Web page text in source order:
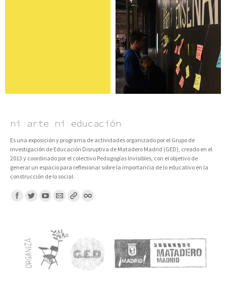
Wiki-kiosko
ni arte ni educación
Es una exposición y programa de actividades organizado por el Grupo de
investigación de Educación Disruptiva de Matadero Madrid (GED), creado en el
2013 y coordinado por el colectivo Pedagogías Invisibles, con el objetivo de
generar un espacio para reflexionar sobre la importancia de lo educativo en la
construcción de lo social.
Encuentranos